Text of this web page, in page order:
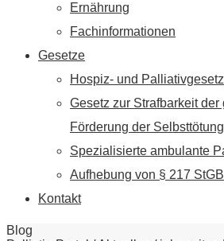
Ernährung
Fachinformationen
Gesetze
Hospiz- und Palliativgesetz
Gesetz zur Strafbarkeit
Förderung der Selbsttötung
Spezialisierte ambulante
Aufhebung von § 217 StGB
Kontakt
Blog